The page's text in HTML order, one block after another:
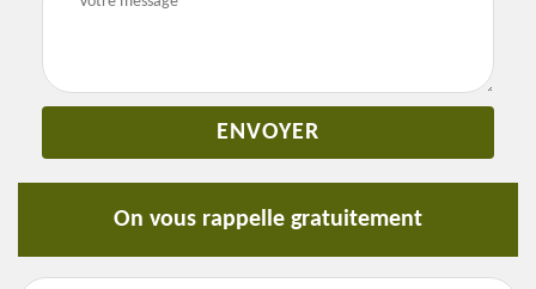
On vous rappelle gratuitement